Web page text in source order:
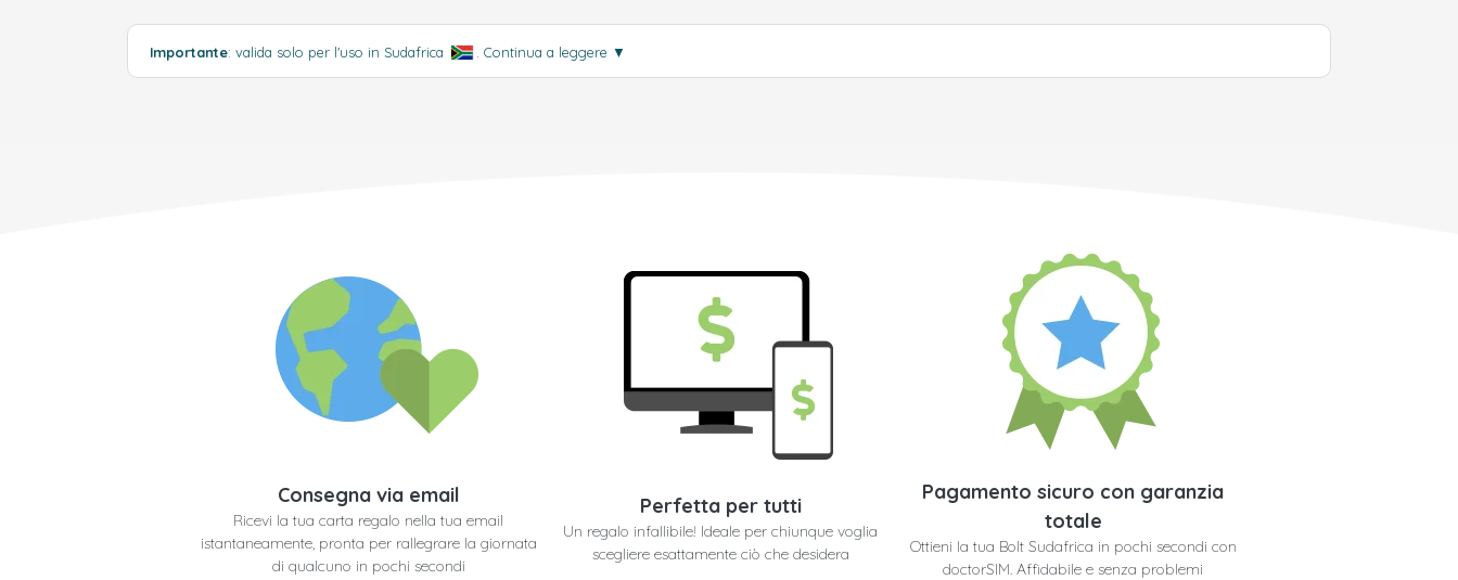
Importante: valida solo per l'uso in Sudafrica Continua a leggere ▼
Consegna via email
Ricevi la tua carta regalo nella tua email
istantaneamente, pronta per rallegrare la giornata
di qualcuno in pochi secondi
Perfetta per tutti
Un regalo infallibile! Ideale per chiunque voglia
scegliere esattamente ciò che desidera
Pagamento sicuro con garanzia
totale
Ottieni la tua Bolt Sudafrica in pochi secondi con
doctorSIM. Affidabile e senza problemi